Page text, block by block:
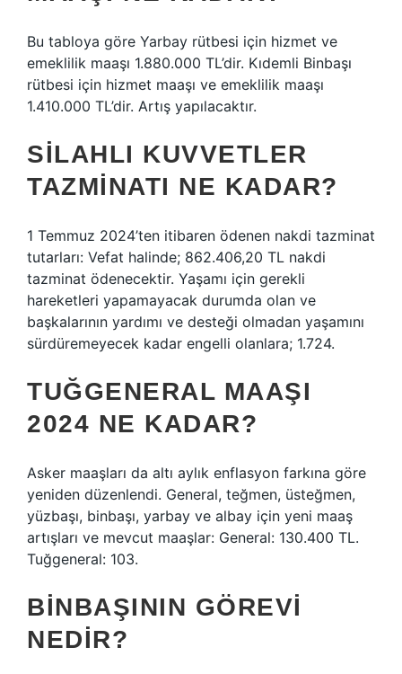
Bu tabloya göre Yarbay rütbesi için hizmet ve
emeklilik maaşı 1.880.000 TL’dir. Kıdemli Binbaşı
rütbesi için hizmet maaşı ve emeklilik maaşı
1.410.000 TL’dir. Artış yapılacaktır.
SILAHLI KUVVETLER
TAZMINATI NE KADAR?
1 Temmuz 2024’ten itibaren ödenen nakdi tazminat
tutarları: Vefat halinde; 862.406,20 TL nakdi
tazminat ödenecektir. Yaşamı için gerekli
hareketleri yapamayacak durumda olan ve
başkalarının yardımı ve desteği olmadan yaşamını
sürdüremeyecek kadar engelli olanlara; 1.724.
TUĞGENERAL MAAŞI
2024 NE KADAR?
Asker maaşları da altı aylık enflasyon farkına göre
yeniden düzenlendi. General, teğmen, üsteğmen,
yüzbaşı, binbaşı, yarbay ve albay için yeni maaş
artışları ve mevcut maaşlar: General: 130.400 TL.
Tuğgeneral: 103.
BINBAŞININ GÖREVI
NEDIR?